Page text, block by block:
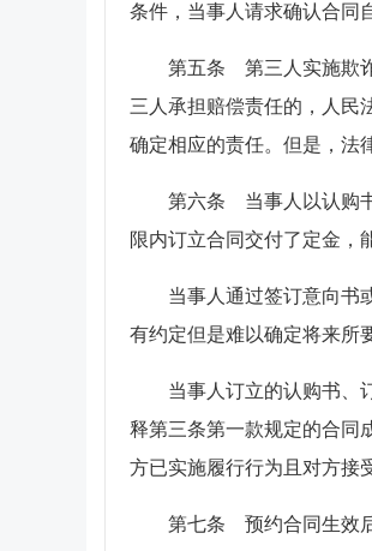
条件，当事人请求确认合同
第五条 第三人实施欺
三人承担赔偿责任的，人民
确定相应的责任。但是，法
第六条 当事人以认购
限内订立合同交付了定金，
当事人通过签订意向书
有约定但是难以确定将来所
当事人订立的认购书、
释第三条第一款规定的合同
方已实施履行行为且对方接
第七条 预约合同生效